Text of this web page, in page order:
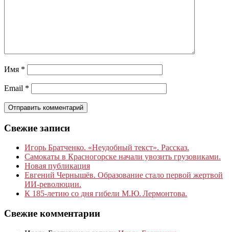
Имя *
Email *
Свежие записи
Игорь Братченко. «Неудобный текст». Рассказ.
Самокаты в Красногорске начали увозить грузовиками.
Новая публикация
Евгений Чернышёв. Образование стало первой жертвой
ИИ-революции.
К 185‑летию со дня гибели М.Ю. Лермонтова.
Свежие комментарии